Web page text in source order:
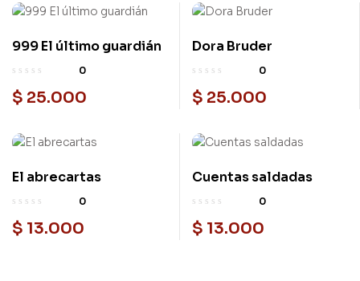
999 El último guardián
0
$ 25.000
Dora Bruder
0
$ 25.000
El abrecartas
0
$ 13.000
Cuentas saldadas
0
$ 13.000